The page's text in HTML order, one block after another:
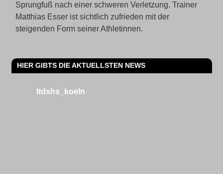
Sprungfuß nach einer schweren Verletzung. Trainer
Matthias Esser ist sichtlich zufrieden mit der
steigenden Form seiner Athletinnen.
HIER GIBTS DIE AKTUELLSTEN NEWS
ltdshs_koeln